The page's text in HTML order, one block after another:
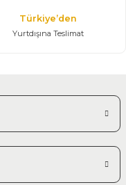
Türkiye’den
Yurtdışına Teslimat